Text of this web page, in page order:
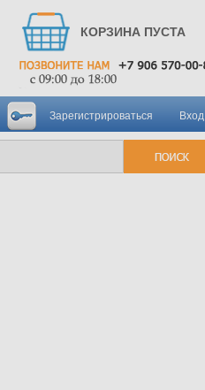
КОРЗИНА ПУСТА
Вход
Зарегистрироваться